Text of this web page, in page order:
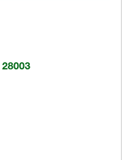
28003